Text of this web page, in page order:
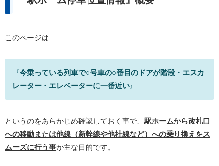
このページは
『今乗っている列車で○号車の○番目のドアが階段・エスカ
レーター・エレベーターに一番近い 』
というのをあらかじめ確認しておく事で、 駅ホームから改札口
への移動または他線（新幹線や他社線など）への乗り換えをス
ムーズに行う事が主な目的です。